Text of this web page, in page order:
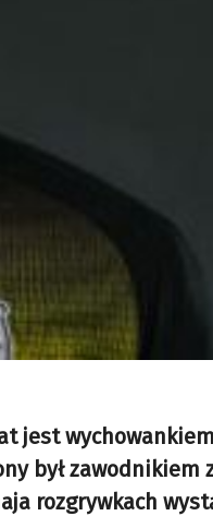
jest
był zawodnikiem
rozgrywkach